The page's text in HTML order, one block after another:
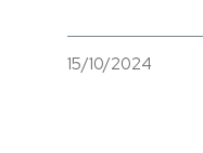
15/10/2024